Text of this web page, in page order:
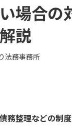
場合の
説
法務事務所
債務整理などの制